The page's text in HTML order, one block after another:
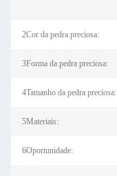
2Cor da pedra preciosa:
3Forma da pedra preciosa:
4Tamanho da pedra preciosa:
5Materiais:
6Oportunidade: